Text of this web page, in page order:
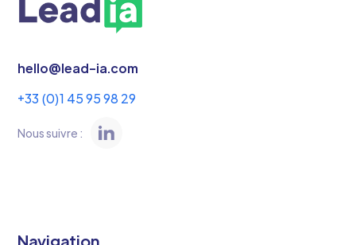
hello@lead-ia.com
+33 (0)1 45 95 98 29
Nous suivre :
Navigation